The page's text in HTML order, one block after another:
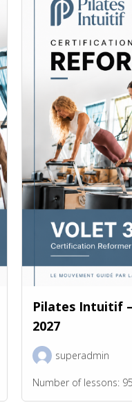
Pilates Intuitif
2027
superadmin
Number of lessons: 95